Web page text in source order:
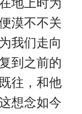
漠不不关
我们走向
到之前的
往，和他
想念如今